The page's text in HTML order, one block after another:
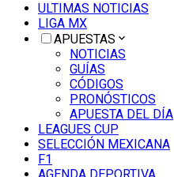
ULTIMAS NOTICIAS
LIGA MX
APUESTAS
NOTICIAS
GUÍAS
CÓDIGOS
PRONÓSTICOS
APUESTA DEL DÍA
LEAGUES CUP
SELECCIÓN MEXICANA
F1